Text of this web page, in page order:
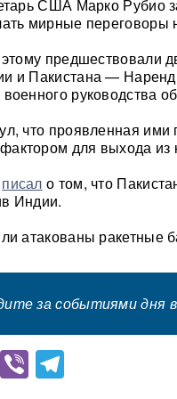
США Марко Рубио
мирные переговоры
предшествовали
и Пакистана —
руководства
что проявленная ими
для выхода из
писал о том, что
Индии.
атакованы ракетные
за событиями дня
WhatsApp
Viber